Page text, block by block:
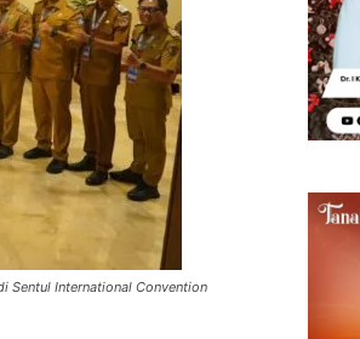
Sentul International Convention